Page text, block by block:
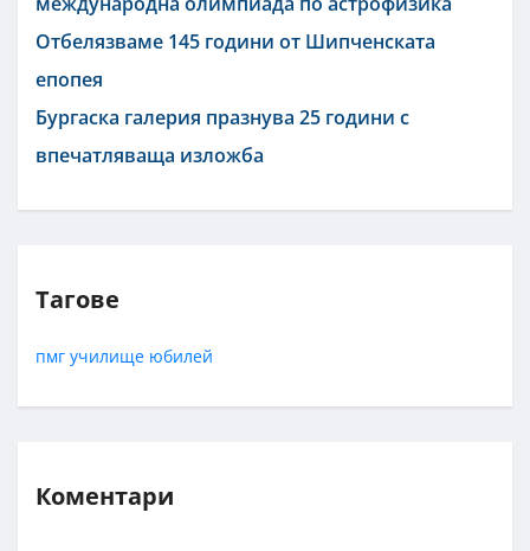
Отбелязваме 145 години от Шипченската
епопея
Бургаска галерия празнува 25 години с
впечатляваща изложба
Тагове
пмг училище юбилей
Коментари